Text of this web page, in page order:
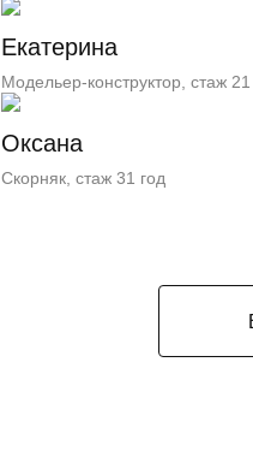
Екатерина
Модельер-конструктор, стаж 21
Оксана
Скорняк, стаж 31 год